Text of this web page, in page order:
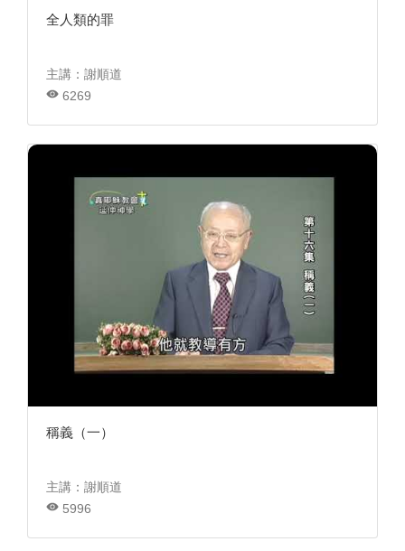
全人類的罪
主講：謝順道
6269
稱義（一）
主講：謝順道
5996